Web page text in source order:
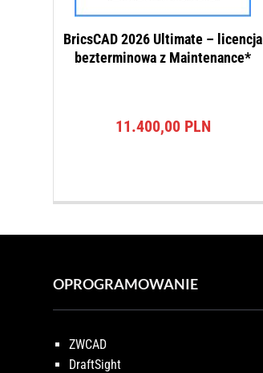
BricsCAD 2026 Ultimate – licencja
bezterminowa z Maintenance*
11.400,00 PLN
OPROGRAMOWANIE
ZWCAD
DraftSight